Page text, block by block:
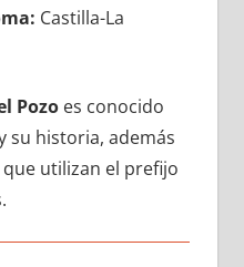
Castilla-La
Pozoes conocido
su historia, además
utilizan el prefijo